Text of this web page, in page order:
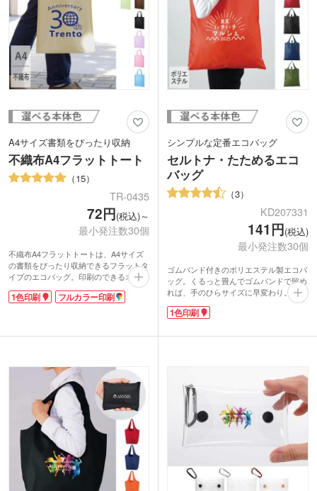
A4サイズ書類をぴったり収納
不織布A4フラットトート
15
TR-0435
72円(税込)～
最小発注数30個
不織布A4フラットトートは、A4サイズ
の書類をぴったり収納できるフラットタ
イプのエコバッグ。印刷のできるオリジ
ナルバッグが、激安価格で制作できま
す。軽くて丈夫な不織布素材なので、イ
ベントのお土産用バッグにも。100個以
下の小ロットでもご注文可能です。企業
やイベントのイメージカラーに合わせ
て、カラフルな13色からお好きなカラー
を選んでくださいね。
1色印刷 フルカラー印刷
シンプルな定番エコバッグ
セルトナ・たためるエコ
バッグ
3
KD207331
141円(税込)
最小発注数30個
ゴムバンド付きのポリエステル製エコバ
ッグ。くるっと畳んでゴムバンドで留め
れば、手のひらサイズに早変わり。カバ
ンの中でもかさばらず、持ち運びに便利
です。肩にかけられる持ち手で、重い荷
1色印刷で表面に大きく名入れができま
1色印刷